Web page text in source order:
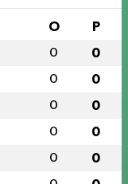
O P
0 0
0 0
0 0
0 0
0 0